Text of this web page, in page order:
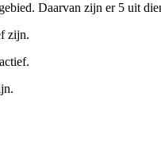
Daarvan zijn er 5 uit
zijn.